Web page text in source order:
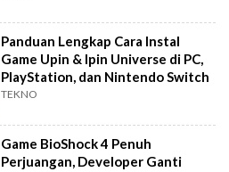
Panduan Lengkap Cara Instal
Game Upin & Ipin Universe di PC,
PlayStation, dan Nintendo Switch
TEKNO
Game BioShock 4 Penuh
Perjuangan, Developer Ganti